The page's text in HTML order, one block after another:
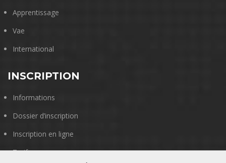
Apprentissage
Vae
International
INSCRIPTION
Informations
Dossier d’inscription
Inscription en ligne
Tarifs